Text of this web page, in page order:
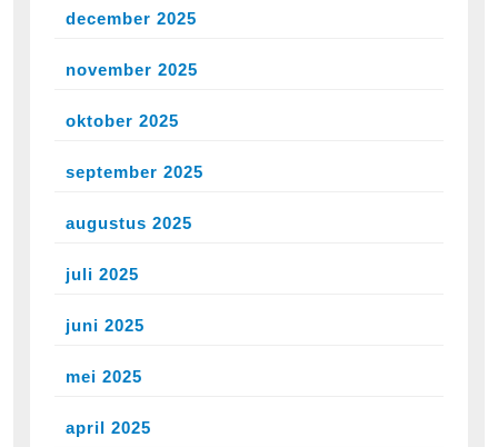
december 2025
november 2025
oktober 2025
september 2025
augustus 2025
juli 2025
juni 2025
mei 2025
april 2025